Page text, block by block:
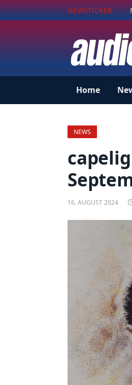
NEWSTICKER
Home
NEWS
16. AUGUST 2024